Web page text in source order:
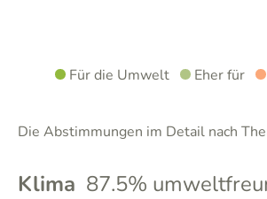
Für die Umwelt Eher für
Die Abstimmungen im Detail nach
Klima 87.5%